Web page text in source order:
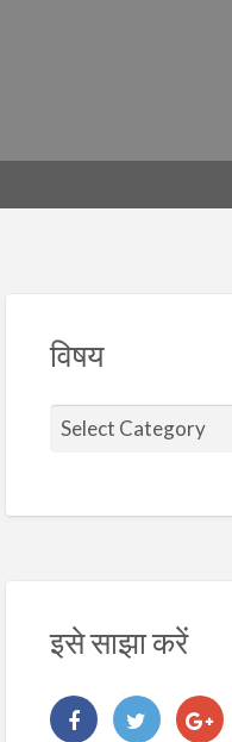
विषय
इसे साझा करें